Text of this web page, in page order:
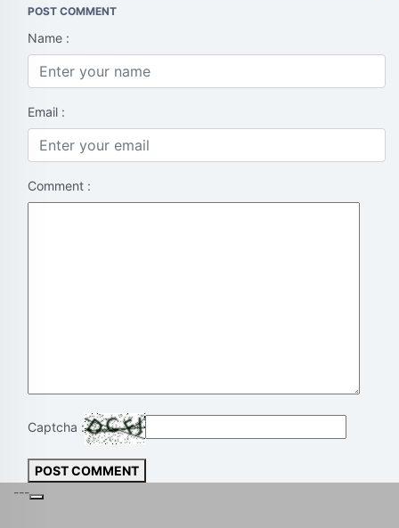
POST COMMENT
Name :
Email :
Comment :
Captcha :
POST COMMENT
---